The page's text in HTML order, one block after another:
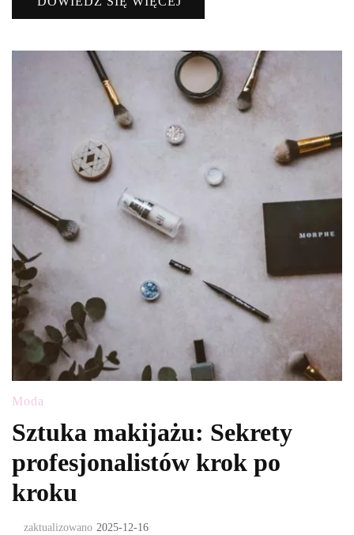
Moda
Sztuka makijażu: Sekrety
profesjonalistów krok po
kroku
zaktualizowano 2025-12-16